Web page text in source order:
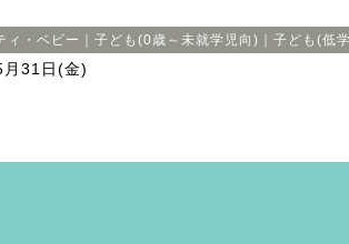
・ベビー｜子ども(0歳～未就学児向)｜子ども(低
31日(金)